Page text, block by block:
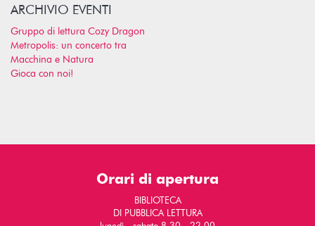
ARCHIVIO EVENTI
Gruppo di lettura Cozy Dragon
Metropolis: un concerto tra
Macchina e Natura
Gioca con noi!
Orari di apertura
BIBLIOTECA
DI PUBBLICA LETTURA